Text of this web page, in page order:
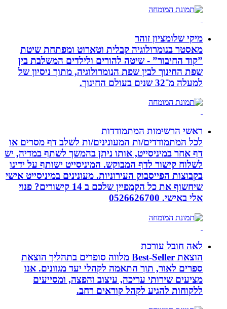
מיקי שלומציון זוהר
מאסטר בנומרולוגיה קבלית וטארוט ומפתחת שיטת
”קוד החיבור” - שיטה להורים ולילדים המשלבת בין
שפת החינוך לבין שפת הנומרולוגיה, מתוך ניסיון של
למעלה מ־32 שנים בעולם החינוך.
ראשי הרשימות המתמודדות
לכל המתמודדים/ות המעונינים/ות לשלב דף מסרים או
דף אחר במיניסייט, אותו ניתן בהמשך לשתף במדיה, יש
לשלוח קישור לדף המבוקש. המיניסייט ישותף על ידינו
בקבוצות הפייסבוק העירוניות. מעונינים במיניסייט אישי
שיחשוף את כל הקמפיין שלכם ב 14 קישורים? פנוי
אלי באישי. 0526626700
לאה חובל עורכת
הוצאת Best-Seller מלווה סופרים בתהליך הוצאת
ספרים לאור, תוך התאמה לקהלי יעד מגוונים. אנו
מציעים שירותי עריכה, עיצוב והפצה, ומסייעים
ללקוחות להגיע לקהל קוראים רחב.